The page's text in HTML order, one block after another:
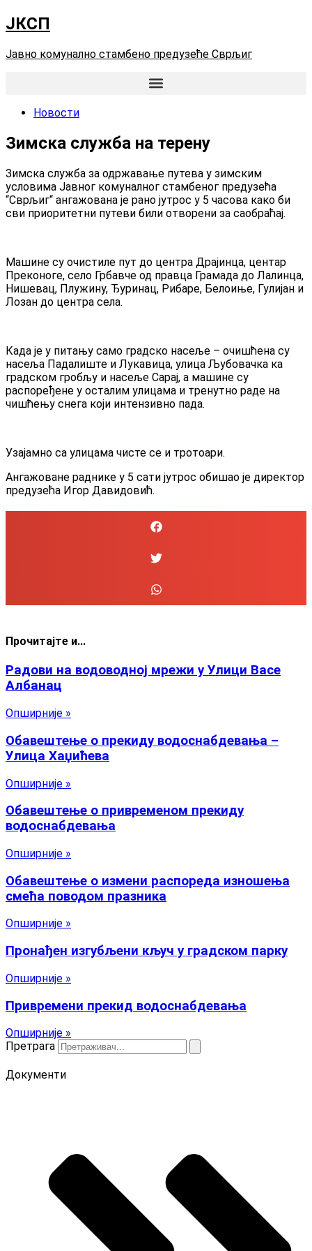
Скочите
на
садржај
ЈКСП
Јавно комунално стамбено предузеће Сврљиг
Новости
Зимска служба на терену
Зимска служба за одржавање путева у зимским
условима Јавног комуналног стамбеног предузећа
“Сврљиг“ ангажована је рано јутрос у 5 часова како би
сви приоритетни путеви били отворени за саобраћај.
Машине су очистиле пут до центра Драјинца, центар
Преконоге, село Грбавче од правца Грамада до Лалинца,
Нишевац, Плужину, Ђуринац, Рибаре, Белоиње, Гулијан и
Лозан до центра села.
Када је у питању само градско насеље – очишћена су
насеља Падалиште и Лукавица, улица Љубовачка ка
градском гробљу и насеље Сарај, а машине су
распоређене у осталим улицама и тренутно раде на
чишћењу снега који интензивно пада.
Узајамно са улицама чисте се и тротоари.
Ангажоване раднике у 5 сати јутрос обишао је директор
предузећа Игор Давидовић.
Прочитајте и...
Радови на водоводној мрежи у Улици Васе
Албанац
Опширније »
Обавештење о прекиду водоснабдевања –
Улица Хаџићева
Опширније »
Обавештење о привременом прекиду
водоснабдевања
Опширније »
Обавештење о измени распореда изношења
смећа поводом празника
Опширније »
Пронађен изгубљени кључ у градском парку
Опширније »
Привремени прекид водоснабдевања
Опширније »
Претрага
Документи